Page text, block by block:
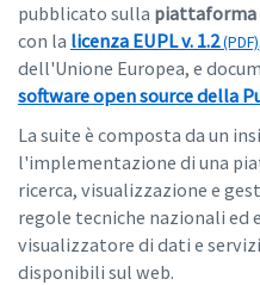
pubblicato sulla piattaforma
con la licenza EUPL v. 1.2
dell'Unione Europea, e
software open source della
La suite è composta da un
l'implementazione di una
ricerca, visualizzazione e
regole tecniche nazionali ed
visualizzatore di dati e
disponibili sul web.